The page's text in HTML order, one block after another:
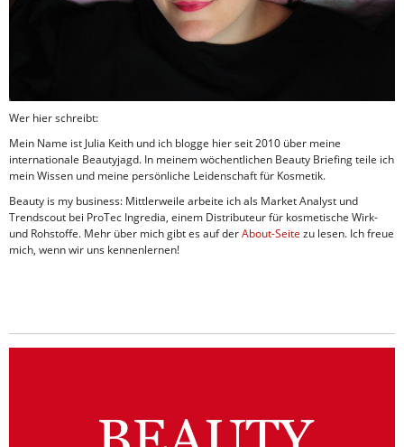
Wer hier schreibt:
Mein Name ist Julia Keith und ich blogge hier seit 2010 über meine
internationale Beautyjagd. In meinem wöchentlichen Beauty Briefing teile ich
mein Wissen und meine persönliche Leidenschaft für Kosmetik.
Beauty is my business: Mittlerweile arbeite ich als Market Analyst und
Trendscout bei ProTec Ingredia, einem Distributeur für kosmetische Wirk-
und Rohstoffe. Mehr über mich gibt es auf derAbout-Seite zu lesen. Ich freue
mich, wenn wir uns kennenlernen!